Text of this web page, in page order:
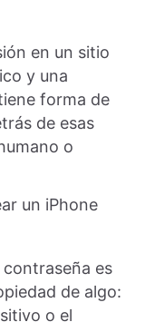
en un sitio
y una
forma de
de esas
o
un iPhone
es
de algo:
o el